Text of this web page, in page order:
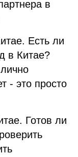
в
Есть ли
в Китае?
- это просто
Готов ли